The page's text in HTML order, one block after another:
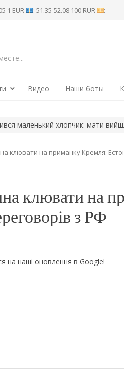
1 EUR : 51.35-52.08 100 RUR : -
Видео Наши боты
хлопчик: мати вийшла
клювати на приманку Кремля:
клювати на
з РФ
на наші оновлення в Google!